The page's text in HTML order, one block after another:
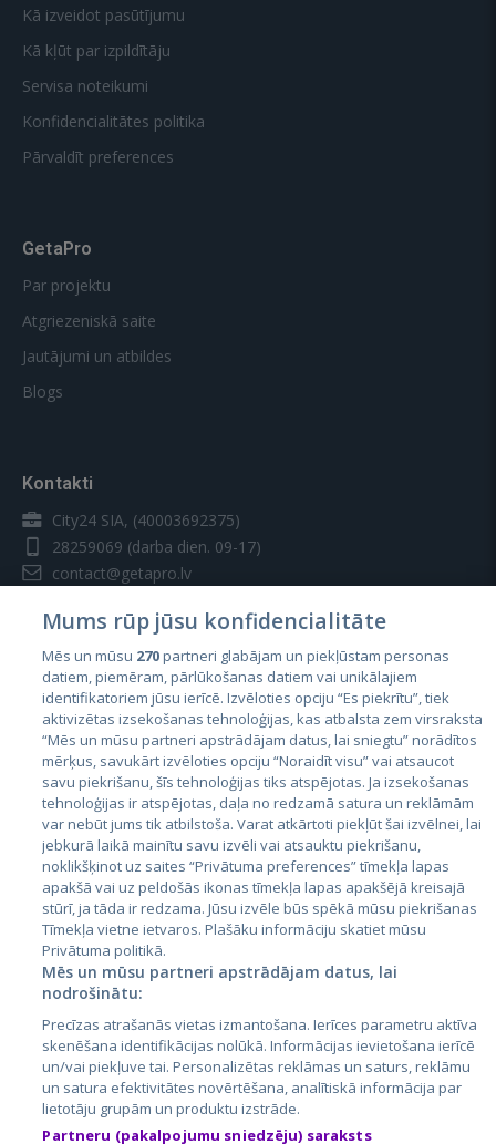
Kā izveidot pasūtījumu
Kā kļūt par izpildītāju
Servisa noteikumi
Konfidencialitātes politika
Pārvaldīt preferences
GetaPro
Par projektu
Atgriezeniskā saite
Jautājumi un atbildes
Blogs
Kontakti
City24 SIA, (40003692375)
28259069 (darba dien. 09-17)
contact@getapro.lv
Valstis
Igaunija
Latvija
Lietuva
City24.lv
City24.ee
GetaPro.lv
GetaPro.ee
Skelbiu.lt
CVbankas.lt
Kainos.lt
Paslaugos.lt
auto24.ee
Mums rūp jūsu konfidencialitāte
Mēs un mūsu 270partneri glabājam un piekļūstam personas
datiem, piemēram, pārlūkošanas datiem vai unikālajiem
identifikatoriem jūsu ierīcē. Izvēloties opciju “Es piekrītu”, tiek
aktivizētas izsekošanas tehnoloģijas, kas atbalsta zem virsraksta
“Mēs un mūsu partneri apstrādājam datus, lai sniegtu” norādītos
mērķus, savukārt izvēloties opciju “Noraidīt visu” vai atsaucot
savu piekrišanu, šīs tehnoloģijas tiks atspējotas. Ja izsekošanas
tehnoloģijas ir atspējotas, daļa no redzamā satura un reklāmām
var nebūt jums tik atbilstoša. Varat atkārtoti piekļūt šai izvēlnei, lai
jebkurā laikā mainītu savu izvēli vai atsauktu piekrišanu,
noklikšķinot uz saites “Privātuma preferences” tīmekļa lapas
apakšā vai uz peldošās ikonas tīmekļa lapas apakšējā kreisajā
stūrī, ja tāda ir redzama. Jūsu izvēle būs spēkā mūsu piekrišanas
Tīmekļa vietne ietvaros. Plašāku informāciju skatiet mūsu
Privātuma politikā.
Mēs un mūsu partneri apstrādājam datus, lai
nodrošinātu:
Precīzas atrašanās vietas izmantošana. Ierīces parametru aktīva
skenēšana identifikācijas nolūkā. Informācijas ievietošana ierīcē
un/vai piekļuve tai. Personalizētas reklāmas un saturs, reklāmu
un satura efektivitātes novērtēšana, analītiskā informācija par
lietotāju grupām un produktu izstrāde.
Partneru (pakalpojumu sniedzēju) saraksts